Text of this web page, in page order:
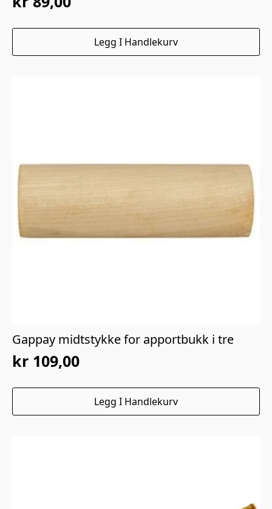
Legg I Handlekurv
Gappay midtstykke for apportbukk i tre
kr 109,00
Legg I Handlekurv